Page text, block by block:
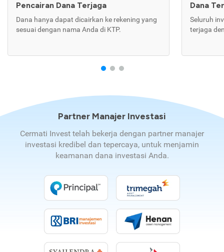
Pencairan Dana Terjaga
Dana hanya dapat dicairkan ke rekening yang
sesuai dengan nama Anda di KTP.
Dana
Seluruh
terjaga
Partner Manajer Investasi
Cermati Invest telah bekerja dengan partner manajer
investasi kredibel dan tepercaya, untuk menjamin
keamanan dana investasi Anda.